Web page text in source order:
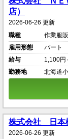
店）
2026-06-26 更新
職種
作業服
雇用形態
パート
給与
1,100円
勤務地
北海道
株式会社 日本
2026-06-26 更新